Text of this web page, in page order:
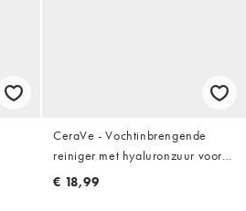
CeraVe - Vochtinbrengende
reiniger met hyaluronzuur voor
de normale tot droge huid: 236
€ 18,99